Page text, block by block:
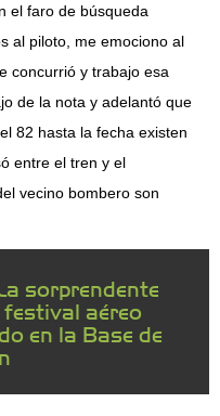
el faro de búsqueda
al piloto, me emociono al
concurrió y trabajo esa
de la nota y adelantó que
82 hasta la fecha existen
entre el tren y el
vecino bombero son
sorprendente
aéreo
en la Base de